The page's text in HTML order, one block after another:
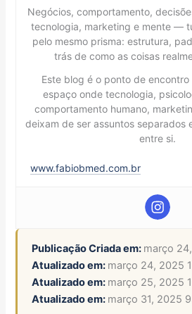
Negócios, comportamento,
tecnologia, marketing e mente —
pelo mesmo prisma: estrutura,
trás de como as coisas
Este blog é o ponto de encontro
espaço onde tecnologia,
comportamento humano,
deixam de ser assuntos separados
entre si.
www.fabiobmed.com.br
Publicação Criada em: março
Atualizado em: março 24, 2025
Atualizado em: março 25, 2025
Atualizado em: março 31, 2025